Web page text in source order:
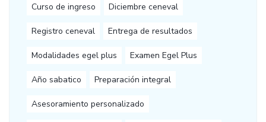
Curso de ingreso Diciembre ceneval
Registro ceneval Entrega de resultados
Modalidades egel plus Examen Egel Plus
Año sabatico Preparación integral
Asesoramiento personalizado